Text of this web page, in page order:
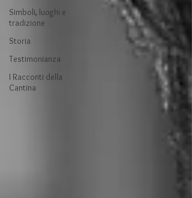
Simboli, luoghi e
tradizione
Storia
Testimonianza
I Racconti della
Cantina